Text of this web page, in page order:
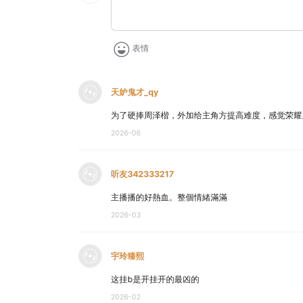
表情
天妒鬼才_qy
为了硬捧周泽楷，外加给主角方提高难度，感觉荣
2026-06
听友342333217
主播播的好熱血。整個情緒滿滿
2026-03
宇玲臻熙
这挂b是开挂开的最凶的
2026-02